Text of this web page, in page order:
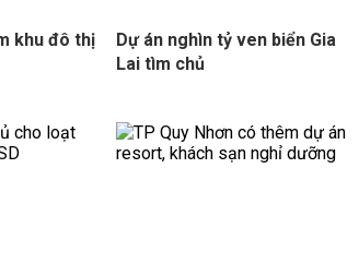
khu đô thị
Dự án nghìn tỷ ven biển Gia
Lai tìm chủ